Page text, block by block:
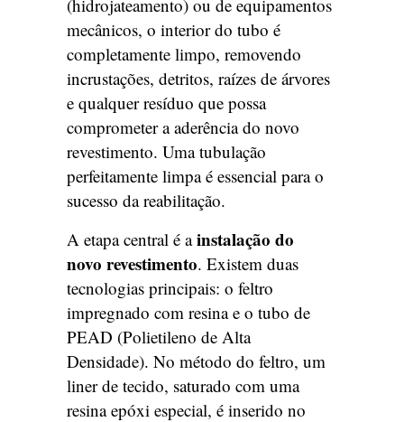
(hidrojateamento) ou de equipamentos
mecânicos, o interior do tubo é
completamente limpo, removendo
incrustações, detritos, raízes de árvores
e qualquer resíduo que possa
comprometer a aderência do novo
revestimento. Uma tubulação
perfeitamente limpa é essencial para o
sucesso da reabilitação.
A etapa central é ainstalação do
novo revestimento. Existem duas
tecnologias principais: o feltro
impregnado com resina e o tubo de
PEAD (Polietileno de Alta
Densidade). No método do feltro, um
liner de tecido, saturado com uma
resina epóxi especial, é inserido no